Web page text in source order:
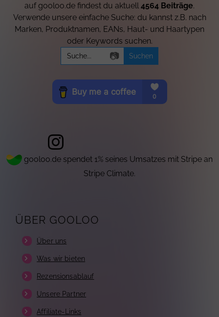
auf gooloo.de findest du aktuell 4564 Beiträge.
Verwende unsere einfache Suche: du kannst z.B. nach
Marken, Produktnamen, EANs, Haut- und Haartypen
oder Keywords suchen.
Search
for:
📷
gooloo.de spendet 1% seines Umsatzes mit Stripe an
Stripe Climate.
ÜBER GOOLOO
Über uns
Was wir bieten
Rezensionsablauf
Unsere Partner
Affiliate-Links